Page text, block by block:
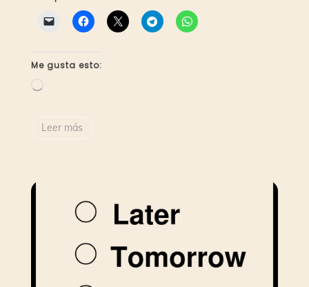
Me gusta esto:
Cargando...
Leer más